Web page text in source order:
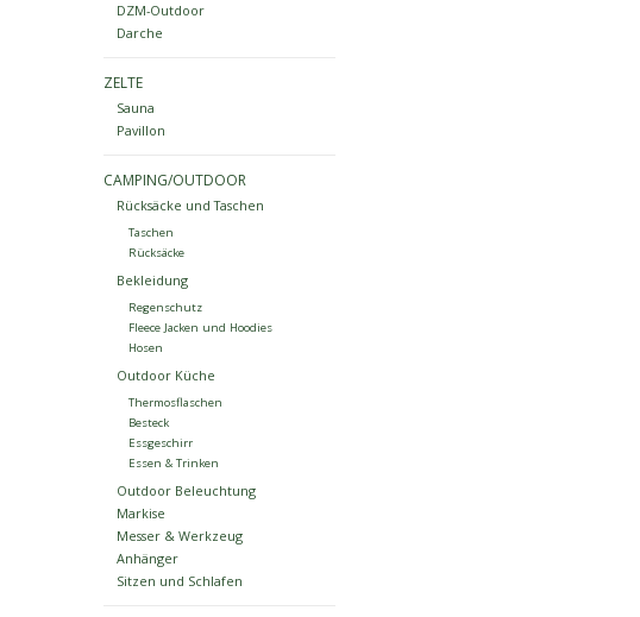
DZM-Outdoor
Darche
ZELTE
Sauna
Pavillon
CAMPING/OUTDOOR
Rücksäcke und Taschen
Taschen
Rücksäcke
Bekleidung
Regenschutz
Fleece Jacken und Hoodies
Hosen
Outdoor Küche
Thermosflaschen
Besteck
Essgeschirr
Essen & Trinken
Outdoor Beleuchtung
Markise
Messer & Werkzeug
Anhänger
Sitzen und Schlafen